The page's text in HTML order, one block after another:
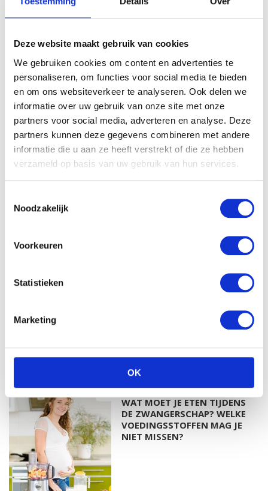
Deze website maakt gebruik van cookies
We gebruiken cookies om content en advertenties te
personaliseren, om functies voor social media te bieden
en om ons websiteverkeer te analyseren. Ook delen we
informatie over uw gebruik van onze site met onze
partners voor social media, adverteren en analyse. Deze
partners kunnen deze gegevens combineren met andere
informatie die u aan ze heeft verstrekt of die ze hebben
verzameld op basis van uw gebruik van hun services.
Noodzakelijk
Voorkeuren
Statistieken
Marketing
OK
NIEUWSTE BLOGS
DEZE HEMA ZWANGERSCHAPSONDERGOED
ESSENTIALS HAD JE LIEVER EERDER ONTDEKT
TOP 5 BESTE LANDAL VAKANTIEPARKEN VOOR
GEZINNEN DEZE ZOMER
VAN TRADITIONELE GIPSBUIK NAAR MODERN
ZWANGERSCHAPSBEELDJE
HELPEN ALS JE WEER GAAT
HET GRATIS BLIJE DOOS
WAT MOET JE ETEN TIJDENS
DE ZWANGERSCHAP? WELKE
VOEDINGSSTOFFEN MAG JE
NIET MISSEN?